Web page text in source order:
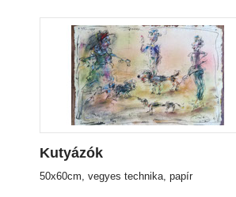
Kutyázók
50x60cm, vegyes technika, papír